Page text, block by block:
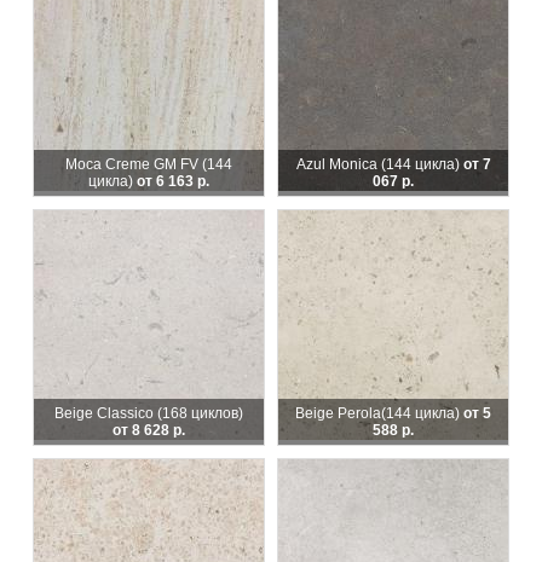
Moca Creme GM FV (144
цикла) от 6 163 р.
Azul Monica (144 цикла) от 7
067 р.
Beige Classico (168 циклов)
от 8 628 р.
Beige Perola(144 цикла) от 5
588 р.